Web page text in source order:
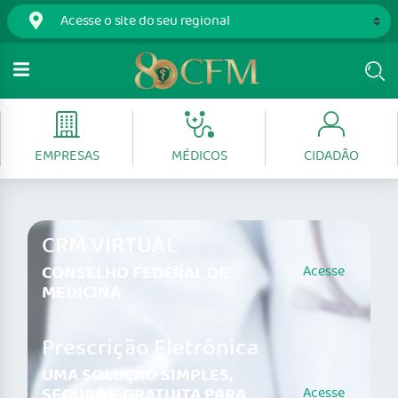
EMPRESAS MÉDICOS CIDADÃO
CRM VIRTUAL
CONSELHO FEDERAL DE
MEDICINA
Acesse
Prescrição Eletrônica
UMA SOLUÇÃO SIMPLES,
Acesse